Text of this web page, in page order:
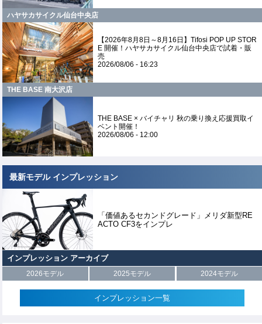
ハヤサカサイクル仙台中央店
【2026年8月8日～8月16日】Tifosi POP UP STOR
E 開催！ハヤサカサイクル仙台中央店で試着・販
売
2026/08/06 - 16:23
THE BASE 南大沢店
THE BASE × バイチャリ 秋の乗り換え応援買取イ
ベント開催！
2026/08/06 - 12:00
最新モデル インプレッション
「価値あるセカンドグレード」メリダ新型RE
ACTO CF3をインプレ
インプレッション アーカイブ
2026モデル 2025モデル 2024モデル
インプレッション一覧